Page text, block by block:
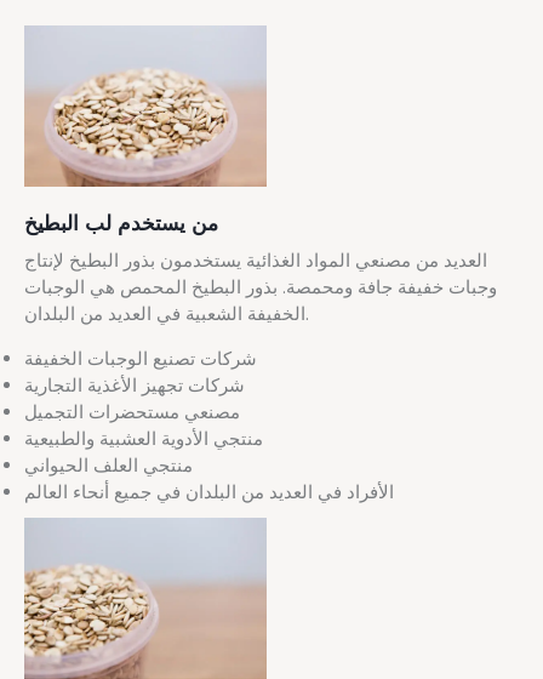
من يستخدم لب البطيخ
العديد من مصنعي المواد الغذائية يستخدمون بذور البطيخ لإنتاج
وجبات خفيفة جافة ومحمصة. بذور البطيخ المحمص هي الوجبات
الخفيفة الشعبية في العديد من البلدان.
شركات تصنيع الوجبات الخفيفة
شركات تجهيز الأغذية التجارية
مصنعي مستحضرات التجميل
منتجي الأدوية العشبية والطبيعية
منتجي العلف الحيواني
الأفراد في العديد من البلدان في جميع أنحاء العالم